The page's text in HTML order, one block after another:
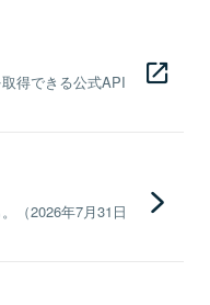
得できる公式API
（2026年7月31日